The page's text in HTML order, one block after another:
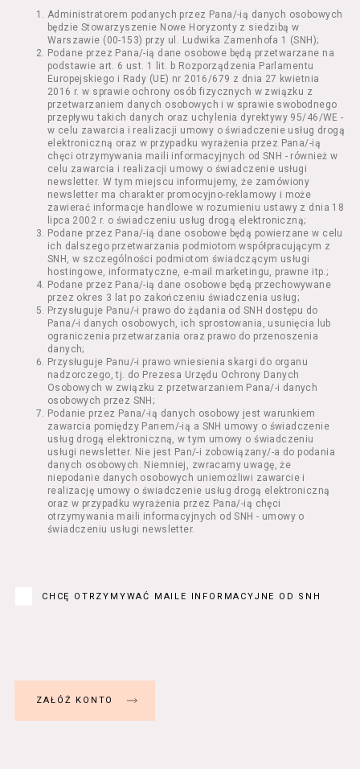
wykorzystaniem Serwisu;
Seans – organizowany przez Usługodawcę
w Kinie Nowe Horyzonty we Wrocławiu (ul.
Kazimierza Wielkiego 19a-21) pokaz filmu nie
stanowiący części Wydarzenia;
Wydarzenie – organizowany przez
Usługodawcę w Kinie Nowe Horyzonty we
Wrocławiu (ul. Kazimierza Wielkiego 19a-21)
festiwal filmowy, przegląd filmowy, pokaz
specjalny, performance, opera, koncert lub
inna podobna impreza;
Kurs – zajęcia organizowane przez
Organizatora będące przedsięwzięciem o
charakterze edukacyjnym;
Bilety – dokumenty potwierdzające zawarcie
umowy z Usługodawcą i uprawniające do
wzięcia udziału w Seansie lub w części
określonego Wydarzenia;
Karnety – zestaw określonej liczby Biletów na
poszczególne części danego Wydarzenia lub
na całe Wydarzenie, przewidziany dla danego
Wydarzenia przez Usługodawcę;
Regulamin – niniejszy regulamin.
§ 2 Postanowienia ogólne
Regulamin określa zasady:
świadczenia Usługobiorcom Usług przez
Usługodawcę, z zastrzeżeniem usług, o
których mowa w ust. 2 pkt 4 i 5 poniżej,
których zasady świadczenia w zakresie
nieuregulowanym w Regulaminie precyzują
odrębne regulaminy,
przetwarzania przez Usługodawcę danych
następujące Usługi:
nabycia Biletów i Karnetów oraz
Administratorem podanych przez Pana/-ią danych osobowych
będzie Stowarzyszenie Nowe Horyzonty z siedzibą w
Warszawie (00-153) przy ul. Ludwika Zamenhofa 1 (SNH);
Podane przez Pana/-ią dane osobowe będą przetwarzane na
podstawie art. 6 ust. 1 lit. b Rozporządzenia Parlamentu
Europejskiego i Rady (UE) nr 2016/679 z dnia 27 kwietnia
2016 r. w sprawie ochrony osób fizycznych w związku z
przetwarzaniem danych osobowych i w sprawie swobodnego
przepływu takich danych oraz uchylenia dyrektywy 95/46/WE -
w celu zawarcia i realizacji umowy o świadczenie usług drogą
elektroniczną oraz w przypadku wyrażenia przez Pana/-ią
chęci otrzymywania maili informacyjnych od SNH - również w
celu zawarcia i realizacji umowy o świadczenie usługi
newsletter. W tym miejscu informujemy, że zamówiony
newsletter ma charakter promocyjno-reklamowy i może
zawierać informacje handlowe w rozumieniu ustawy z dnia 18
lipca 2002 r. o świadczeniu usług drogą elektroniczną;
Podane przez Pana/-ią dane osobowe będą powierzane w celu
ich dalszego przetwarzania podmiotom współpracującym z
SNH, w szczególności podmiotom świadczącym usługi
hostingowe, informatyczne, e-mail marketingu, prawne itp.;
Podane przez Pana/-ią dane osobowe będą przechowywane
przez okres 3 lat po zakończeniu świadczenia usług;
Przysługuje Panu/-i prawo do żądania od SNH dostępu do
Pana/-i danych osobowych, ich sprostowania, usunięcia lub
ograniczenia przetwarzania oraz prawo do przenoszenia
danych;
Przysługuje Panu/-i prawo wniesienia skargi do organu
nadzorczego, tj. do Prezesa Urzędu Ochrony Danych
Osobowych w związku z przetwarzaniem Pana/-i danych
osobowych przez SNH;
Podanie przez Pana/-ią danych osobowy jest warunkiem
zawarcia pomiędzy Panem/-ią a SNH umowy o świadczenie
usług drogą elektroniczną, w tym umowy o świadczeniu
usługi newsletter. Nie jest Pan/-i zobowiązany/-a do podania
danych osobowych. Niemniej, zwracamy uwagę, że
niepodanie danych osobowych uniemożliwi zawarcie i
realizację umowy o świadczenie usług drogą elektroniczną
oraz w przypadku wyrażenia przez Pana/-ią chęci
otrzymywania maili informacyjnych od SNH - umowy o
świadczeniu usługi newsletter.
CHCĘ OTRZYMYWAĆ MAILE INFORMACYJNE OD SNH